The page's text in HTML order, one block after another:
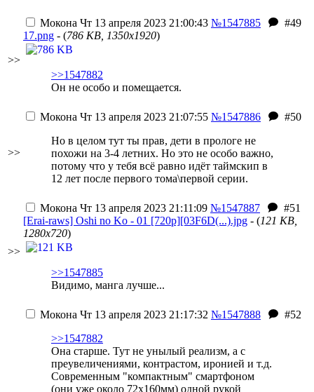
>>
Мокона Чт 13 апреля 2023 21:00:43 №1547885
#49
17.png - (786 KB, 1350x1920)
>>1547882
Он не особо и помещается.
>>
Мокона Чт 13 апреля 2023 21:07:55 №1547886
#50
Но в целом тут ты прав, дети в прологе не
похожи на 3-4 летних. Но это не особо важно,
потому что у тебя всё равно идёт таймскип в
12 лет после первого тома\первой серии.
>>
Мокона Чт 13 апреля 2023 21:11:09 №1547887
#51
[Erai-raws] Oshi no Ko - 01 [720p][03F6D(...).jpg - (121 KB,
1280x720)
>>1547885
Видимо, манга лучше...
Мокона Чт 13 апреля 2023 21:17:32 №1547888
#52
>>1547882
Она старше. Тут не унылый реализм, а с
преувеличениями, контрастом, иронией и т.д.
Современным "компактным" смартфоном
(они уже около 72x160мм) одной рукой